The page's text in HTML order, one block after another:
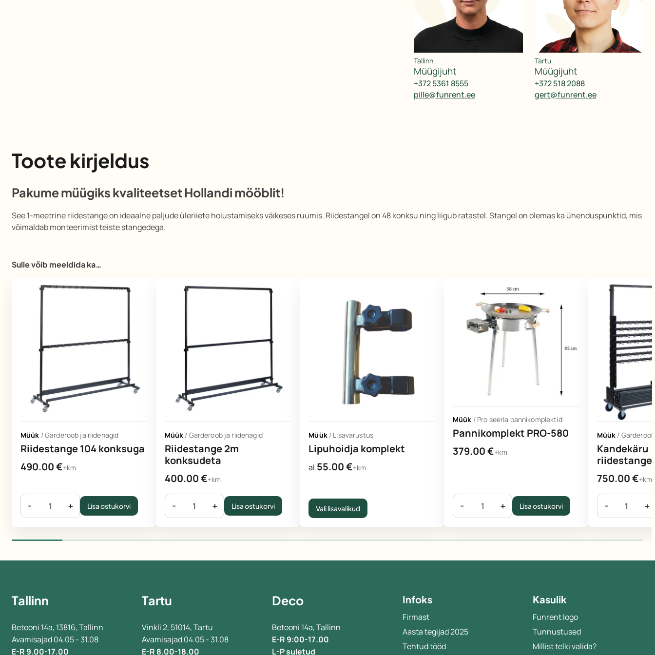
Tallinn
müügijuht
+372 5361 8555
pille@funrent.ee
Tartu
müügijuht
+372 518 2088
gert@funrent.ee
Toote kirjeldus
Pakume müügiks kvaliteetset Hollandi mööblit!
See 1-meetrine riidestange on ideaalne paljude üleriiete hoiustamiseks väikeses ruumis. Riidestangel on 48 konksu ning liigub ratastel. Stangel on olemas ka ühenduspunktid, mis
võimaldab monteerimist teiste stangedega.
Sulle võib meeldida ka…
Müük /Garderoob ja riidenagid
Riidestange 104 konksuga
490.00€+km
- + Lisa ostukorvi
Müük / Garderoob ja riidenagid
Riidestange 2m
konksudeta
400.00€+km
- + Lisa ostukorvi
Müük / Lisavarustus
Lipuhoidja komplekt
al.55.00€+km
Vali lisavalikud
Müük / Pro seeria pannikomplektid
Pannikomplekt PRO-580
379.00€+km
- + Lisa ostukorvi
Müük /
Kandekäru
750.00€+km
- +
Tallinn
Betooni 14a, 13816, Tallinn
Avamisajad 04.05 - 31.08
E-R 9.00-17.00
Tartu
Vinkli 2, 51014, Tartu
Avamisajad 04.05 - 31.08
E-R 8.00-18.00
Deco
Betooni 14a, Tallinn
E-R 9:00-17.00
L-P suletud
Infoks
Firmast
Aasta tegijad 2025
Tehtud tööd
Kasulik
Funrent logo
Tunnustused
Millist telki valida?